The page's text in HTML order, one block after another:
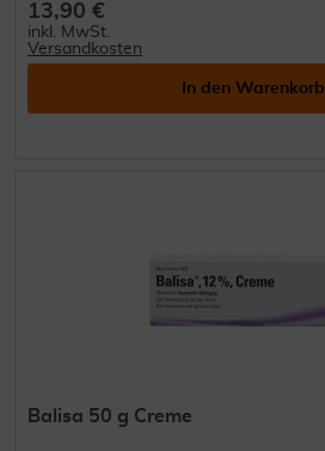
13,90 €
inkl. MwSt.
Versandkosten
In den Warenkorb
Balisa 50 g Creme